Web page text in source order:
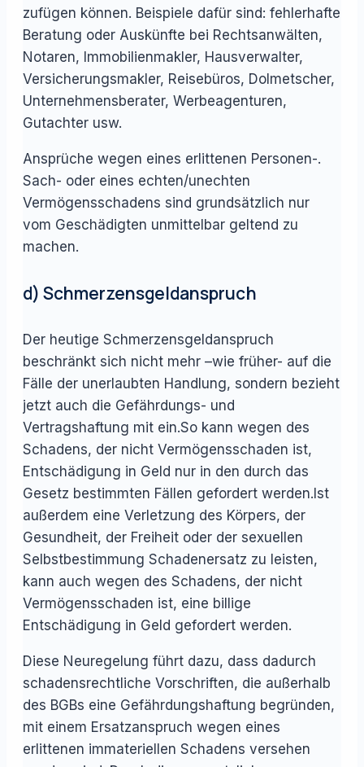
zufügen können. Beispiele dafür sind: fehlerhafte
Beratung oder Auskünfte bei Rechtsanwälten,
Notaren, Immobilienmakler, Hausverwalter,
Versicherungsmakler, Reisebüros, Dolmetscher,
Unternehmensberater, Werbeagenturen,
Gutachter usw.
Ansprüche wegen eines erlittenen Personen-.
Sach- oder eines echten/unechten
Vermögensschadens sind grundsätzlich nur
vom Geschädigten unmittelbar geltend zu
machen.
d) Schmerzensgeldanspruch
Der heutige Schmerzensgeldanspruch
beschränkt sich nicht mehr –wie früher- auf die
Fälle der unerlaubten Handlung, sondern bezieht
jetzt auch die Gefährdungs- und
Vertragshaftung mit ein.So kann wegen des
Schadens, der nicht Vermögensschaden ist,
Entschädigung in Geld nur in den durch das
Gesetz bestimmten Fällen gefordert werden.Ist
außerdem eine Verletzung des Körpers, der
Gesundheit, der Freiheit oder der sexuellen
Selbstbestimmung Schadenersatz zu leisten,
kann auch wegen des Schadens, der nicht
Vermögensschaden ist, eine billige
Entschädigung in Geld gefordert werden.
Diese Neuregelung führt dazu, dass dadurch
schadensrechtliche Vorschriften, die außerhalb
des BGBs eine Gefährdungshaftung begründen,
mit einem Ersatzanspruch wegen eines
erlittenen immateriellen Schadens versehen